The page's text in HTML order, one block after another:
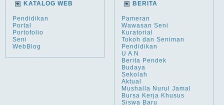
KATALOG WEB
Pendidikan
Portal
Portofolio
Seni
WebBlog
BERITA
Pameran
Wawasan Seni
Kuratorial
Tokoh dan Seniman
Pendidikan
U A N
Berita Pendek
Budaya
Sekolah
Aktual
Mushalla Nurul Jamal
Bursa Kerja Khusus
Siswa Baru